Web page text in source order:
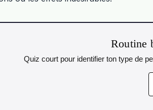
Routine
Quiz court pour identifier ton type de